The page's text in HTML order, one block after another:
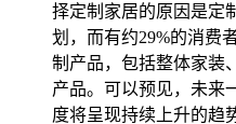
择定制家居的原因是定
划，而有约29%的消费
制产品，包括整体家装
产品。可以预见，未来
度将呈现持续上升的趋